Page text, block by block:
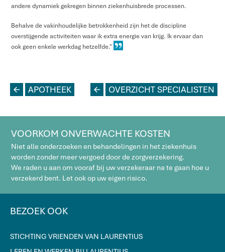
andere dynamiek gekregen binnen ziekenhuisbrede processen.
Behalve de vakinhoudelijke betrokkenheid zijn het de discipline
overstijgende activiteiten waar ik extra energie van krijg. Ik ervaar dan
ook geen enkele werkdag hetzelfde."
L APOTHEEK L OVERZICHT SPECIALISTEN
VOORKOM ONVERWACHTE KOSTEN
Niet alle onderzoeken en behandelingen in het ziekenhuis
worden zonder meer vergoed door de zorgverzekering.
We raden u aan om vooraf bij uw verzekeraar na te gaan hoe u
verzekerd bent. Let ook op uw eigen risico.
BEZOEK OOK
STICHTING VRIENDEN VAN LAURENTIUS